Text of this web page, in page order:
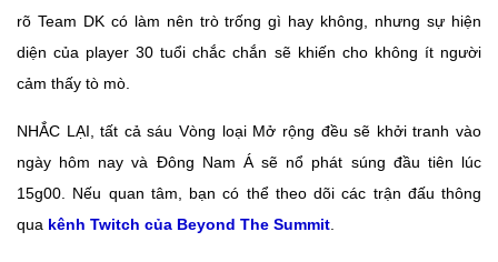
rõ Team DK có làm nên trò trống gì hay không, nhưng sự hiện
diện của player 30 tuổi chắc chắn sẽ khiến cho không ít người
cảm thấy tò mò.
NHẮC LẠI, tất cả sáu Vòng loại Mở rộng đều sẽ khởi tranh vào
ngày hôm nay và Đông Nam Á sẽ nổ phát súng đầu tiên lúc
15g00. Nếu quan tâm, bạn có thể theo dõi các trận đấu thông
qua kênh Twitch của Beyond The Summit